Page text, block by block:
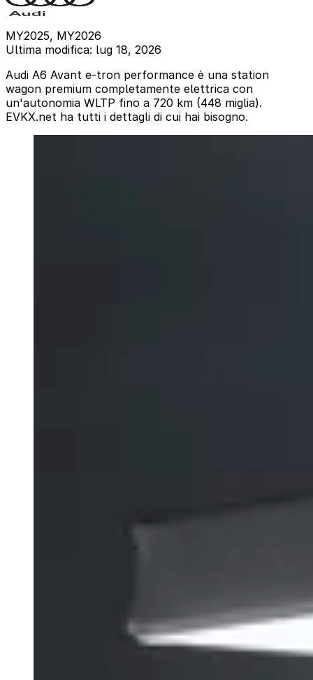
MY2025, MY2026
Ultima modifica: lug 18, 2026
Audi A6 Avant e-tron performance è una station
wagon premium completamente elettrica con
un'autonomia WLTP fino a 720 km (448 miglia).
EVKX.net ha tutti i dettagli di cui hai bisogno.